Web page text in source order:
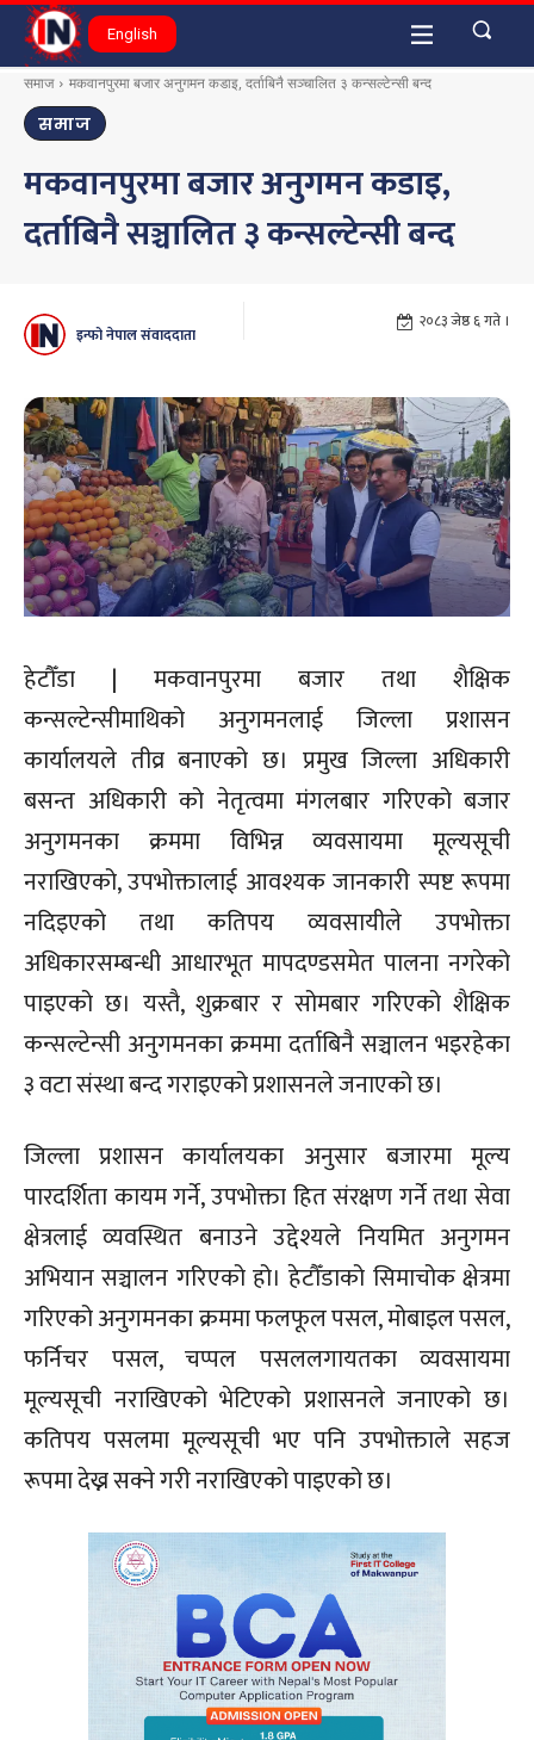
English
समाज मकवानपुरमा बजार अनुगमन कडाइ, दर्ताबिनै सञ्चालित ३ कन्सल्टेन्सी बन्द
समाज
मकवानपुरमा बजार अनुगमन कडाइ,
दर्ताबिनै सञ्चालित ३ कन्सल्टेन्सी बन्द
इन्फो नेपाल संवाददाता
२०८३ जेष्ठ ६ गते ।
हेटौँडा | मकवानपुरमा बजार तथा शैक्षिक
कन्सल्टेन्सीमाथिको अनुगमनलाई जिल्ला प्रशासन
कार्यालयले तीव्र बनाएको छ। प्रमुख जिल्ला अधिकारी
बसन्त अधिकारी को नेतृत्वमा मंगलबार गरिएको बजार
अनुगमनका क्रममा विभिन्न व्यवसायमा मूल्यसूची
नराखिएको, उपभोक्तालाई आवश्यक जानकारी स्पष्ट रूपमा
नदिइएको तथा कतिपय व्यवसायीले उपभोक्ता
अधिकारसम्बन्धी आधारभूत मापदण्डसमेत पालना नगरेको
पाइएको छ। यस्तै, शुक्रबार र सोमबार गरिएको शैक्षिक
कन्सल्टेन्सी अनुगमनका क्रममा दर्ताबिनै सञ्चालन भइरहेका
३ वटा संस्था बन्द गराइएको प्रशासनले जनाएको छ।
जिल्ला प्रशासन कार्यालयका अनुसार बजारमा मूल्य
पारदर्शिता कायम गर्ने, उपभोक्ता हित संरक्षण गर्ने तथा सेवा
क्षेत्रलाई व्यवस्थित बनाउने उद्देश्यले नियमित अनुगमन
अभियान सञ्चालन गरिएको हो। हेटौँडाको सिमाचोक क्षेत्रमा
गरिएको अनुगमनका क्रममा फलफूल पसल, मोबाइल पसल,
फर्निचर पसल, चप्पल पसललगायतका व्यवसायमा
मूल्यसूची नराखिएको भेटिएको प्रशासनले जनाएको छ।
कतिपय पसलमा मूल्यसूची भए पनि उपभोक्ताले सहज
रूपमा देख्न सक्ने गरी नराखिएको पाइएको छ।